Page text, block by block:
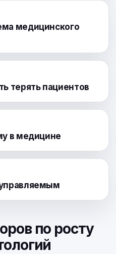
медицинского
терять пациентов
в медицине
по росту